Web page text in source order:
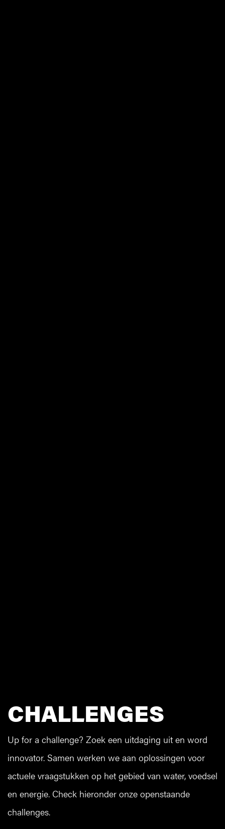
CHALLENGES
Up for a challenge? Zoek een uitdaging uit en word
innovator. Samen werken we aan oplossingen voor
actuele vraagstukken op het gebied van water, voedsel
en energie. Check hieronder onze openstaande
challenges.